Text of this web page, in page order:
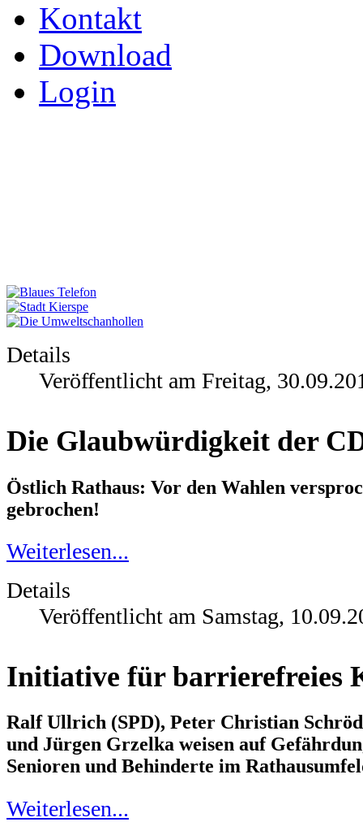
Kontakt
Download
Login
Details
Veröffentlicht am Freitag,
Die Glaubwürdigkeit der
Östlich Rathaus: Vor den Wahlen
gebrochen!
Weiterlesen...
Details
Veröffentlicht am Samstag,
Initiative für barrierefreies
Ralf Ullrich (SPD), Peter Christian
und Jürgen Grzelka weisen auf
Senioren und Behinderte im
Weiterlesen...